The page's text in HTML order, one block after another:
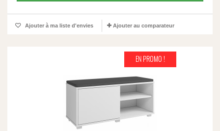
Ajouter à ma liste d'envies Ajouter au comparateur
EN PROMO !